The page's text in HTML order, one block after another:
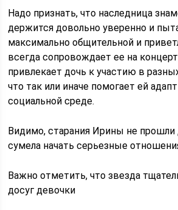
Надо признать, что наследница
держится довольно уверенно и
максимально общительной и
всегда сопровождает ее на
привлекает дочь к участию в
что так или иначе помогает ей
социальной среде.
Видимо, старания Ирины не
сумела начать серьезные
Важно отметить, что звезда
досуг девочки